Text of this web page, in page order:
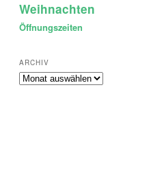
Weihnachten
Öffnungszeiten
ARCHIV
Archiv